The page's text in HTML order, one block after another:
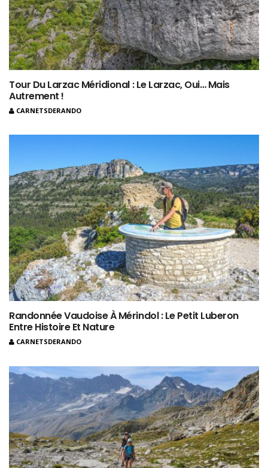
Tour Du Larzac Méridional : Le Larzac, Oui… Mais
Autrement !
CARNETSDERANDO
Randonnée Vaudoise À Mérindol : Le Petit Luberon
Entre Histoire Et Nature
CARNETSDERANDO